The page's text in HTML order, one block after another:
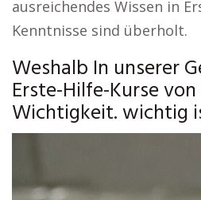
ausreichendes Wissen in
Kenntnisse sind überholt.
Weshalb In unserer
Erste-Hilfe-Kurse
Wichtigkeit. wichtig